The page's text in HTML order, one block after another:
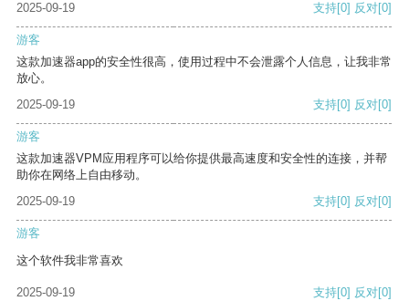
2025-09-19 支持[0] 反对[0]
游客
这款加速器app的安全性很高，使用过程中不会泄露个人信息，让我非常
放心。
2025-09-19
支持[0] 反对[0]
游客
这款加速器VPM应用程序可以给你提供最高速度和安全性的连接，并帮
助你在网络上自由移动。
2025-09-19
支持[0] 反对[0]
游客
这个软件我非常喜欢
2025-09-19 支持[0] 反对[0]